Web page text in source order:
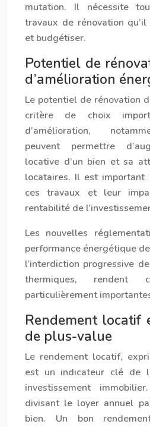
mutation. Il nécessite
travaux de rénovation
et budgétiser.
Potentiel de
d’amélioration
Le potentiel de rénovation
critère de choix
d’amélioration,
peuvent permettre
locative d’un bien et sa
locataires. Il est important
ces travaux et leur
rentabilité de
Les nouvelles
performance énergétique
l’interdiction progressive
thermiques, rendent
particulièrement
Rendement locatif
de plus-value
Le rendement locatif,
est un indicateur clé de
investissement
divisant le loyer annuel
bien. Un bon